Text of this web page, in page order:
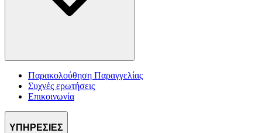
Παρακολούθηση Παραγγελίας
Συχνές ερωτήσεις
Επικοινωνία
ΥΠΗΡΕΣΙΕΣ